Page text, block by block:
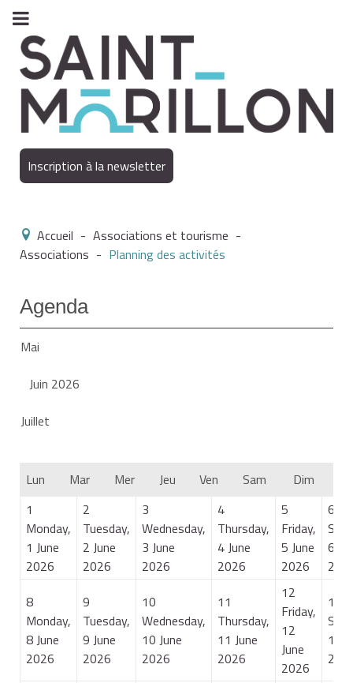
Inscription à la newsletter
Accueil - Associations et tourisme -
Associations - Planning des activités
Agenda
Mai
Juin 2026
Juillet
Lun Mar Mer Jeu Ven Sam
Dim
1
Monday,
1 June
2026
2
Tuesday,
2 June
2026
3
Wednesday,
3 June
2026
4
Thursday,
4 June
2026
5
Friday,
5 June
2026
6
6
8
Monday,
8 June
2026
9
Tuesday,
9 June
2026
10
Wednesday,
10 June
2026
11
Thursday,
11 June
2026
12
Friday,
12
June
2026
13
13